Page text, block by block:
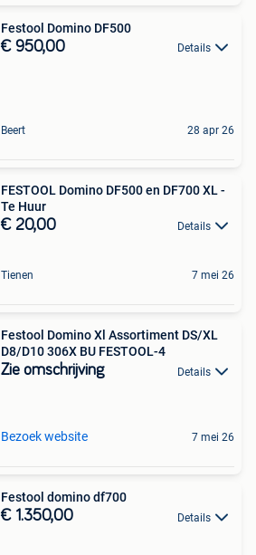
Festool Domino DF500
€ 950,00 Details
Beert 28 apr 26
FESTOOL Domino DF500 en DF700 XL -
Te Huur
€ 20,00 Details
Tienen 7 mei 26
Festool Domino Xl Assortiment DS/XL
D8/D10 306X BU FESTOOL-4
Zie omschrijving Details
Bezoek website 7 mei 26
Festool domino df700
€ 1.350,00 Details